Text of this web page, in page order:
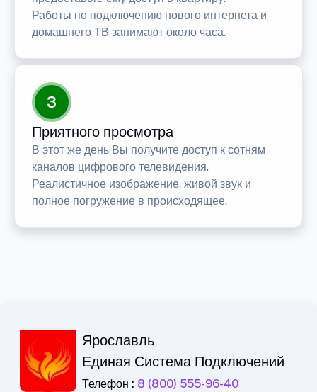
Работы по подключению нового интернета и
домашнего ТВ занимают около часа.
3
Приятного просмотра
В этот же день Вы получите доступ к сотням
каналов цифрового телевидения.
Реалистичное изображение, живой звук и
полное погружение в происходящее.
Ярославль
Единая Система Подключений
Телефон : 8 (800) 555-96-40